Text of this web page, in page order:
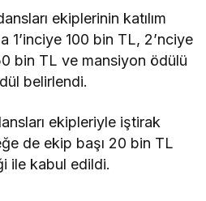
ekiplerinin katılım
1’inciye 100 bin TL, 2’nciye
bin TL ve mansiyon ödülü
belirlendi.
ekipleriyle iştirak
de ekip başı 20 bin TL
ile kabul edildi.